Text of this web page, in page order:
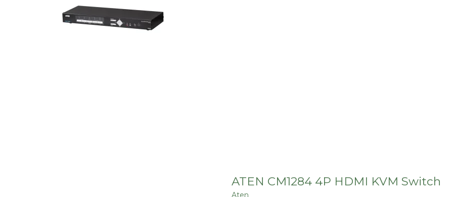
ATEN CM1284 4P HDMI KVM Switch
Aten